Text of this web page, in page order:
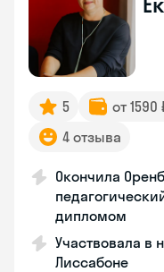
5 от
4 отзыва
Окончила
дипломом
Участвовала в
Лиссабоне